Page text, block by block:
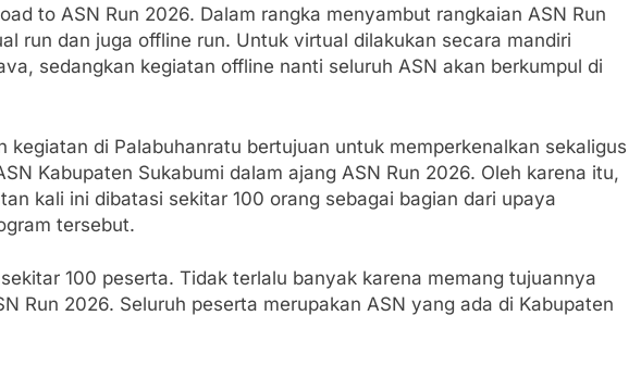
Agustus 5, 2026
SMA Negeri Nyalindung Sukabumi Diduga Lakukan Pungutan melalui
Bertentangan dengan Edaran Disdik Jabar
Ketua Umum FSP Maritim Indonesia Bantah Isu Mogok Nasional TKBM:
Agustus 3, 2026
Menjelajahi Potensi Alam dan Kehangatan Gotong Royong di Desa
Agustus 3, 2026
Korban Tenggelam di Perairan Giligenting Ditemukan, Polisi Pastikan
to ASN Run 2026. Dalam rangka menyambut rangkaian ASN Run
run dan juga offline run. Untuk virtual dilakukan secara mandiri
sedangkan kegiatan offline nanti seluruh ASN akan berkumpul di
kegiatan di Palabuhanratu bertujuan untuk memperkenalkan sekaligus
Kabupaten Sukabumi dalam ajang ASN Run 2026. Oleh karena itu,
kali ini dibatasi sekitar 100 orang sebagai bagian dari upaya
tersebut.
100 peserta. Tidak terlalu banyak karena memang tujuannya
Run 2026. Seluruh peserta merupakan ASN yang ada di Kabupaten